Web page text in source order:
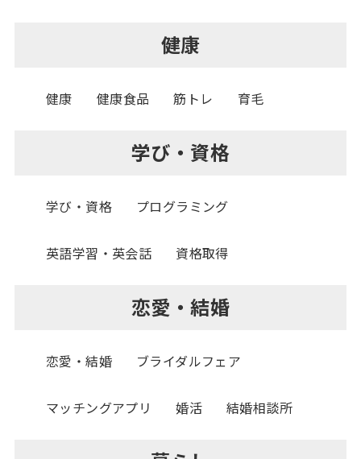
健康
健康 健康食品 筋トレ 育毛
学び・資格
学び・資格 プログラミング
英語学習・英会話 資格取得
恋愛・結婚
恋愛・結婚 ブライダルフェア
マッチングアプリ 婚活 結婚相談所